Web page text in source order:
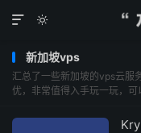


新加坡vps
汇总了一些新加坡的vps云服
优，非常值得入手玩一玩，可